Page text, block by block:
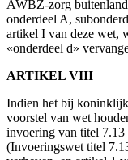
AWBZ-zorg
onderdeel A,
artikel I van deze wet,
«onderdeel d»
ARTIKEL VIII
Indien het bij
voorstel van wet
invoering van titel
(Invoeringswet titel